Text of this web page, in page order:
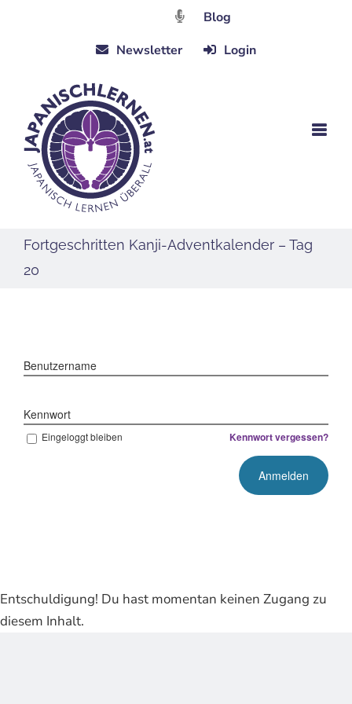
Blog
Newsletter
Login
Fortgeschritten Kanji-Adventkalender – Tag
20
Benutzername
Kennwort
Eingeloggt bleiben Kennwort vergessen?
Entschuldigung! Du hast momentan keinen Zugang zu
diesem Inhalt.